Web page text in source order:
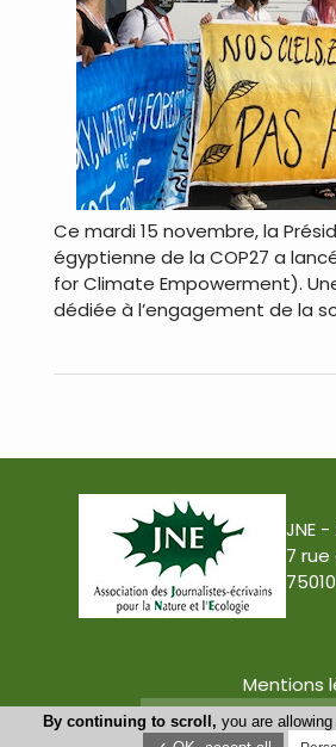
Ce mardi 15 novembre, la
égyptienne de la COP27 a
for Climate Empowerment).
dédiée à l’engagement de la
JNE -
7
Mentions
Conception : Tabula
By continuing to scroll, you are